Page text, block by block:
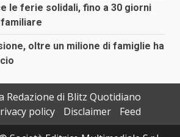
le ferie solidali, fino a 30 giorni
oltre un milione di famiglie ha
Redazione di Blitz Quotidiano
policy Disclaimer
Feed